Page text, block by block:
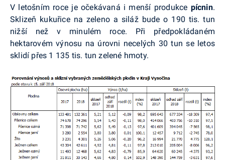
V letošním roce je očekávaná i menší produkce pícnin.
Sklizeň kukuřice na zeleno a siláž bude o 190 tis. tun
nižší než v minulém roce. Při předpokládaném
hektarovém výnosu na úrovni necelých 30 tun se letos
sklidí přes 1 135 tis. tun zelené hmoty.